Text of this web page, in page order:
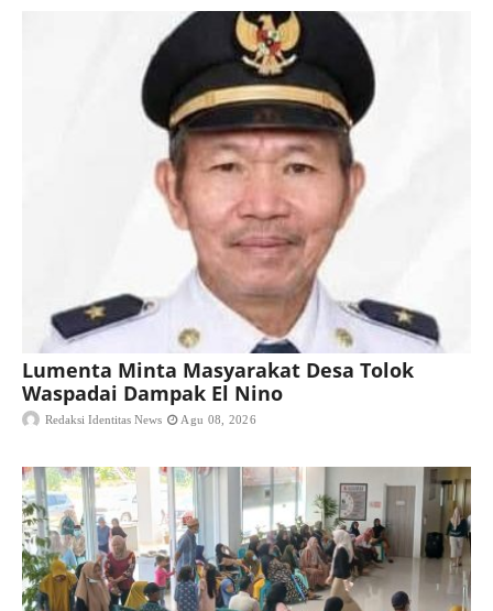
Lumenta Minta Masyarakat Desa Tolok
Waspadai Dampak El Nino
Redaksi Identitas News Agu 08, 2026